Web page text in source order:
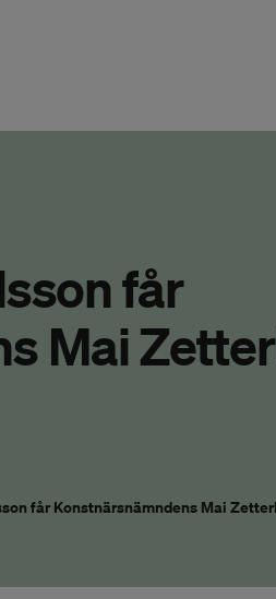
får
Mai
får Konstnärsnämndens Mai